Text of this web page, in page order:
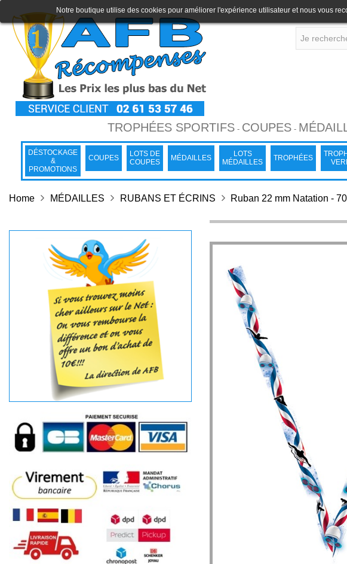
TROPHÉES SPORTIFS- COUPES-
DÉSTOCKAGE
&
PROMOTIONS
COUPES
LOTS DE
COUPES
MÉDAILLES
LOTS
MÉDAILLES
TROPHÉES
Notre boutique utilise des cookies pour améliorer l'expérience utilisateur et nous vous
Home MÉDAILLES RUBANS ET ÉCRINS Ruban 22 mm Natation -